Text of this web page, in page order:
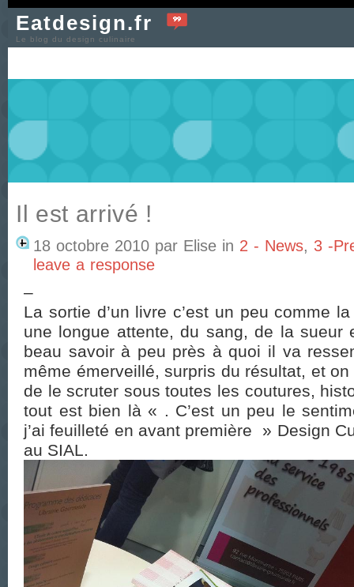
Eatdesign.fr
Le blog du design culinaire
Il est arrivé !
18 octobre 2010 par Elise in 2 - News, 3 -
leave a response
–
La sortie d’un livre c’est un peu comme
une longue attente, du sang, de la sueur
beau savoir à peu près à quoi il va
même émerveillé, surpris du résultat, et on
de le scruter sous toutes les coutures,
tout est bien là « . C’est un peu le
j’ai feuilleté en avant première » Design
au SIAL.